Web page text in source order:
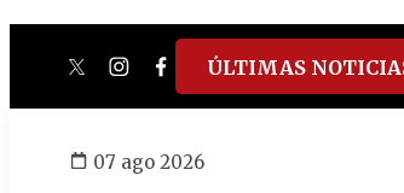
twitterinstagram
facebook
tiktokyoutube
spotify
ÚLTIMAS
07 ago 2026